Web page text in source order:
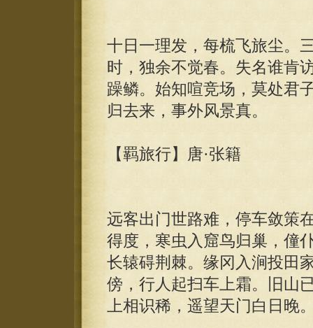
十日一理发，每梳飞旅尘。
时，独余不觉春。失名谁肯
躁鳞。始知喧竞场，莫处君
归去来，事外风景真。
【羁旅行】唐·张籍
远客出门世路难，停车敛策
得度，寒虫入窟鸟归巢，僮
长辕碍荆棘。缘冈入涧投田
傍，行人起扫车上霜。旧山
上相识稀，遥望天门白日晚